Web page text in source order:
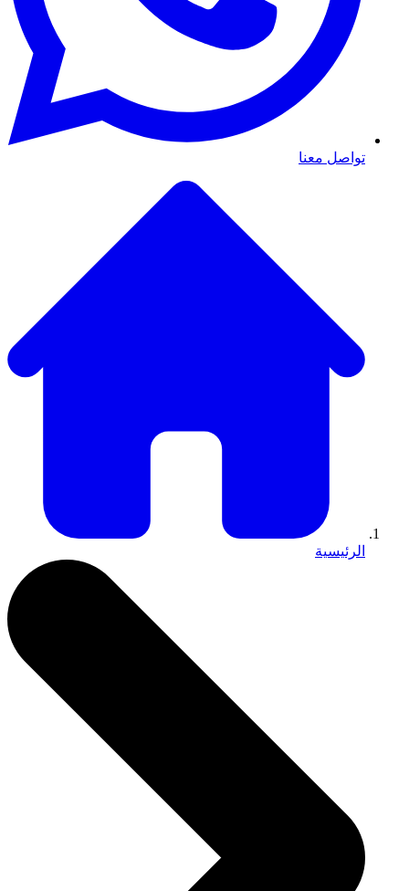
تواصل معنا
الرئيسية